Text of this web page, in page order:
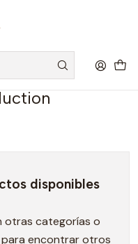
a Regiones sobre
Production
disponibles
otras categorías o
encontrar otros